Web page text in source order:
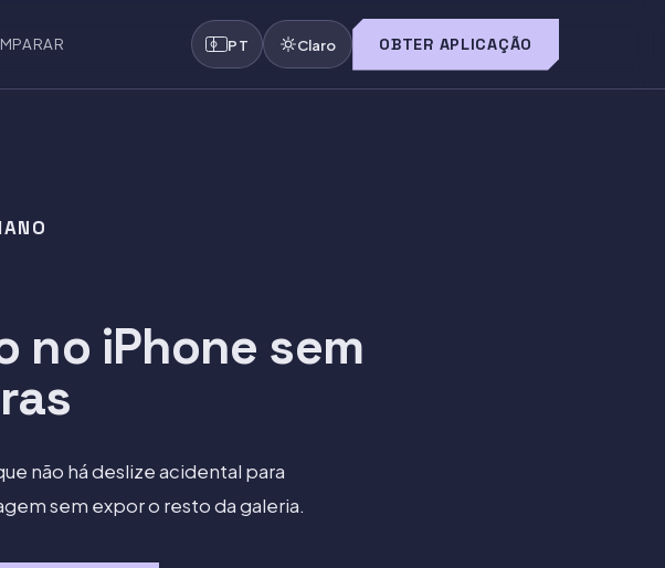
PT Claro OBTER APLICAÇÃO
no iPhone sem
não há deslize acidental para
sem expor o resto da galeria.